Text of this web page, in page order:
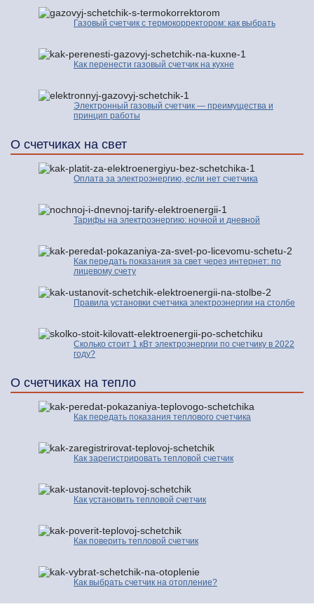
Газовый счетчик с термокорректором: как выбрать
Как перенести газовый счетчик на кухне
Электронный газовый счетчик — преимущества и
принцип работы
О счетчиках на свет
Оплата за электроэнергию, если нет счетчика
Тарифы на электроэнергию: ночной и дневной
Как передать показания за свет через интернет: по
лицевому счету
Правила установки счетчика электроэнергии на столбе
Сколько стоит 1 кВт электроэнергии по счетчику в 2022
году?
О счетчиках на тепло
Как передать показания теплового счетчика
Как зарегистрировать тепловой счетчик
Как установить тепловой счетчик
Как поверить тепловой счетчик
Как выбрать счетчик на отопление?